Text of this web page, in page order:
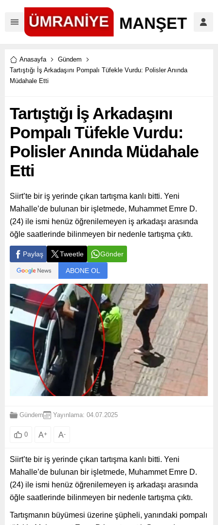
Anasayfa
Gündem
Tartıştığı İş Arkadaşını Pompalı Tüfekle Vurdu: Polisler Anında
Müdahale Etti
Tartıştığı İş Arkadaşını
Pompalı Tüfekle Vurdu:
Polisler Anında Müdahale
Etti
Siirt’te bir iş yerinde çıkan tartışma kanlı bitti. Yeni
Mahalle’de bulunan bir işletmede, Muhammet Emre D.
(24) ile ismi henüz öğrenilemeyen iş arkadaşı arasında
öğle saatlerinde bilinmeyen bir nedenle tartışma çıktı.
Paylaş Tweetle Gönder
ABONE OL
Gündem Yayınlama: 04.07.2025
0 A+ A-
Siirt’te bir iş yerinde çıkan tartışma kanlı bitti. Yeni
Mahalle’de bulunan bir işletmede, Muhammet Emre D.
(24) ile ismi henüz öğrenilemeyen iş arkadaşı arasında
öğle saatlerinde bilinmeyen bir nedenle tartışma çıktı.
Tartışmanın büyümesi üzerine şüpheli, yanındaki pompalı